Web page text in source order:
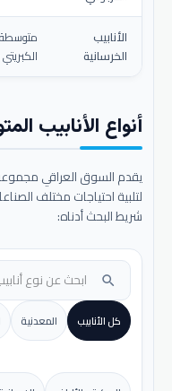
الأنابيب
الخرسانية
أنواع الأنابيب
يقدم السوق العراقي
لتلبية احتياجات مختلف
شريط البحث أدناه:
search
كل الأنابيب المعدنية